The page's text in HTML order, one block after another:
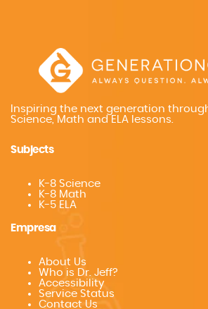
Inspiring the next generation
Science, Math and ELA lessons.
Subjects
K-8 Science
K-8 Math
K-5 ELA
Empresa
About Us
Who is Dr. Jeff?
Accessibility
Service Status
Contact Us